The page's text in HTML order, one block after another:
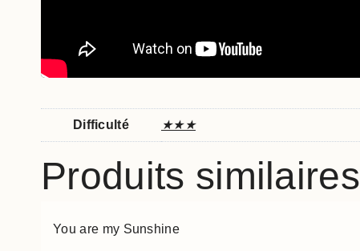
Difficulté ★★★
Produits similaires
You are my Sunshine